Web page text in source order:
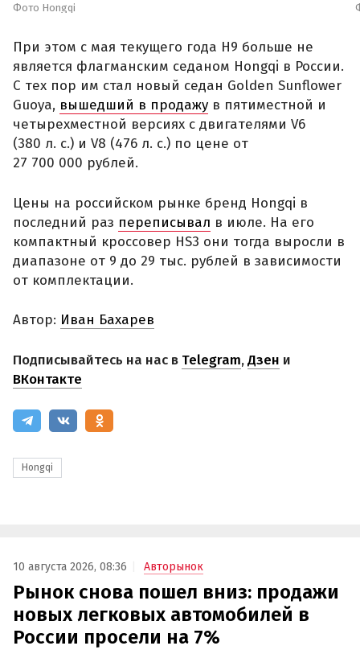
Фото Hongqi
При этом с мая текущего года H9 больше не
является флагманским седаном Hongqi в России.
С тех пор им стал новый седан Golden Sunflower
Guoya, вышедший в продажу в пятиместной и
четырехместной версиях с двигателями V6
(380 л. с.) и V8 (476 л. с.) по цене от
27 700 000 рублей.
Цены на российском рынке бренд Hongqi в
последний раз переписывал в июле. На его
компактный кроссовер HS3 они тогда выросли в
диапазоне от 9 до 29 тыс. рублей в зависимости
от комплектации.
Автор: Иван Бахарев
Подписывайтесь на нас в Telegram,Дзен и
ВКонтакте
Hongqi
10 августа 2026, 08:36 Авторынок
Рынок снова пошел вниз: продажи
новых легковых автомобилей в
России просели на 7%